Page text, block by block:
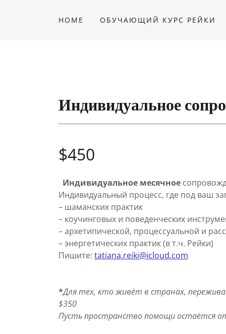
HOME ОБУЧАЮЩИЙ КУРС РЕЙКИ
Индивидуальное
$450
Индивидуальное месячное
Индивидуальный процесс, где под ваш
– шаманских практик
– коучинговых и поведенческих
– архетипической, процессуальной и
– энергетических практик (в т.ч. Рейки)
Пишите: tatiana.reiki@icloud.com
*Для тех, кто живёт в странах,
$350
Пусть пространство помощи остаётся